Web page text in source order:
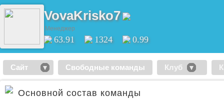
VovaKrisko7
Менеджер
63.91 1324 0.99
Сайт Свободные команды Клуб
Основной состав команды